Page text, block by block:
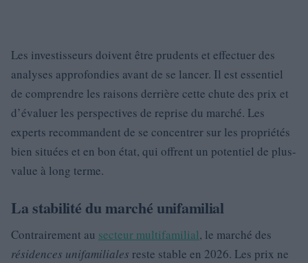
Les investisseurs doivent être prudents et effectuer des
analyses approfondies avant de se lancer. Il est essentiel
de comprendre les raisons derrière cette chute des prix et
d’évaluer les perspectives de reprise du marché. Les
experts recommandent de se concentrer sur les propriétés
bien situées et en bon état, qui offrent un potentiel de plus-
value à long terme.
La stabilité du marché unifamilial
Contrairement au secteur multifamilial, le marché des
résidences unifamiliales reste stable en 2026. Les prix ne